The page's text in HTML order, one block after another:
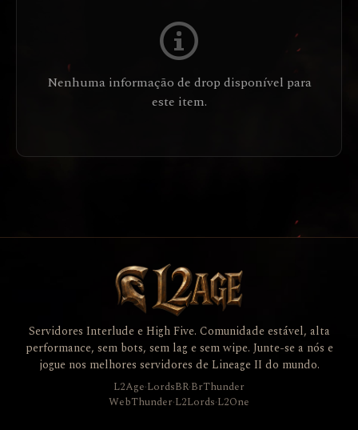
Nenhuma informação de drop disponível para
este item.
Servidores Interlude e High Five. Comunidade estável, alta
performance, sem bots, sem lag e sem wipe. Junte-se a nós e
jogue nos melhores servidores de Lineage II do mundo.
L2Age·LordsBR·BrThunder
WebThunder·L2Lords·L2One